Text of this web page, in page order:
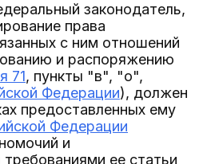
законодатель,
права
с ним отношений
и распоряжению
71, пункты "в", "о",
Федерации), должен
предоставленных ему
Федерации
и
ее статьи